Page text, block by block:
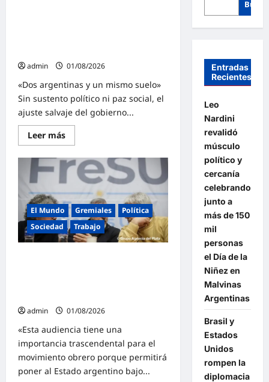
admin
01/08/2026
«Dos argentinas y un mismo suelo»
Sin sustento político ni paz social, el
ajuste salvaje del gobierno...
Leer másLee
más
Agosto
llegó
«sin
consenso
político
ni
social»
para
el
gobierno
de
solo
con
represión
El Mundo Gremiales
Política
Sociedad
Trabajo
admin
01/08/2026
«Esta audiencia tiene una
importancia trascendental para el
movimiento obrero porque permitirá
poner al Estado argentino bajo...
Entradas
Recientes
Leo
Nardini
revalidó
músculo
político y
cercanía
celebrando
junto a
más de 150
mil
personas
el Día de la
Niñez en
Malvinas
Argentinas
Brasil y
Estados
Unidos
rompen la
diplomacia